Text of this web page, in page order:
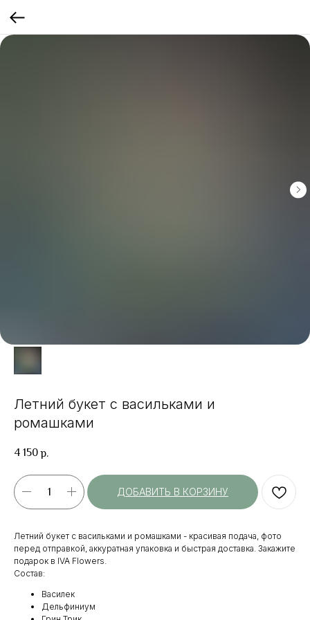
Летний букет с васильками и
ромашками
4 150 р.
ДОБАВИТЬ В КОРЗИНУ
Летний букет с васильками и ромашками - красивая подача, фото
перед отправкой, аккуратная упаковка и быстрая доставка. Закажите
подарок в IVA Flowers.
Состав:
Василек
Дельфиниум